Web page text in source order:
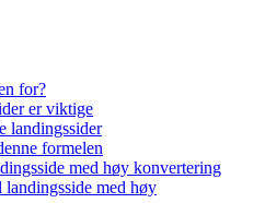
for?
er viktige
landingssider
formelen
med høy konvertering
med høy